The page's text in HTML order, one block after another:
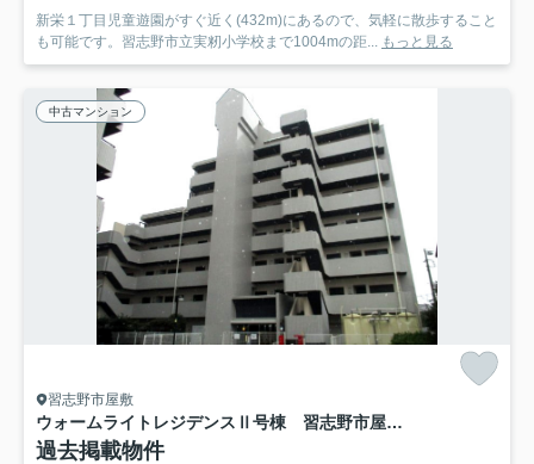
新栄１丁目児童遊園がすぐ近く(432m)にあるので、気軽に散歩すること
も可能です。習志野市立実籾小学校まで1004mの距...
もっと見る
中古マンション
習志野市屋敷
ウォームライトレジデンスⅡ号棟 習志野市屋敷４丁目 中古マンション
過去掲載物件